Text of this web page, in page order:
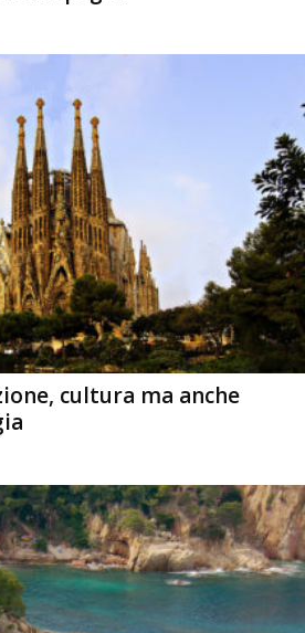
cultura ma anche